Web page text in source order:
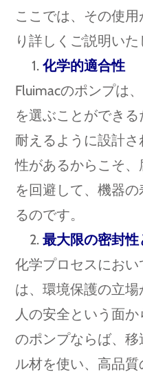
ここでは、その使
り詳しくご説明いた
化学的適合性
Fluimacのポンプは
を選ぶことができ
耐えるように設計
性があるからこそ
を回避して、機器
るのです。
最大限の密封性
化学プロセスにお
は、環境保護の立場
人の安全という面
のポンプならば、
ル材を使い、高品